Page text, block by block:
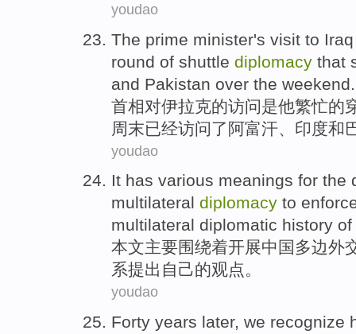
youdao
The prime minister's visit to Iraq
round of shuttle diplomacy that
and Pakistan over the weekend
首相对伊拉克的访问是他繁忙的
周末已经访问了阿富汗 印度和
youdao
It has various meanings for the
multilateral diplomacy to
multilateral diplomatic history of
本文主要围绕着开展中国 多边外
系提出自己的观点。
youdao
Forty years later, we recognize